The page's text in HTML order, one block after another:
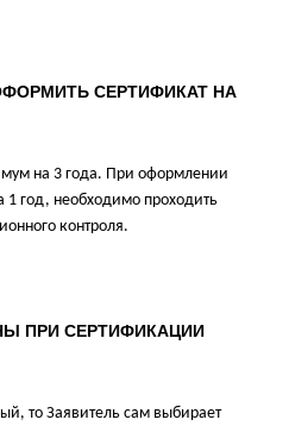
СЕРТИФИКАТ НА
на 3 года. При оформлении
1 год, необходимо проходить
контроля.
ПРИ СЕРТИФИКАЦИИ
то Заявитель сам выбирает